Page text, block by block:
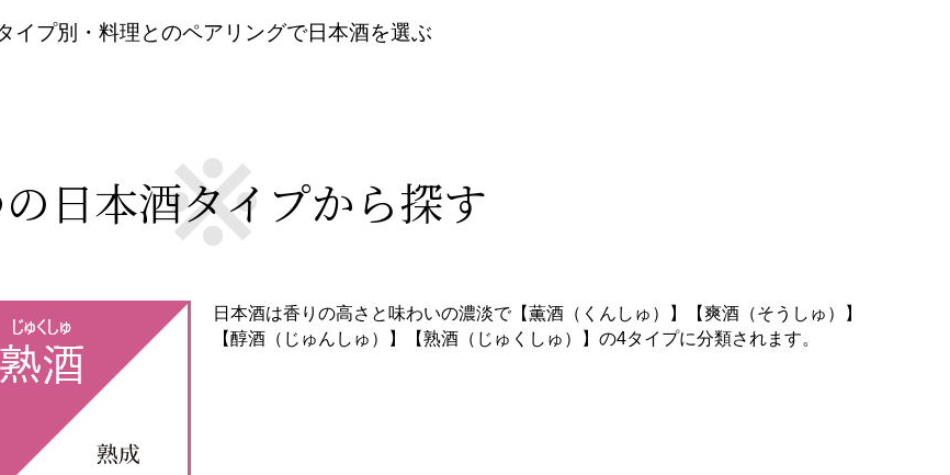
イプ別・料理とのペアリングで日本酒を選ぶ
日本酒タイプから探す
日本酒は香りの高さと味わいの濃淡で【薫酒（くんしゅ）】【爽酒（そうしゅ）】
【醇酒（じゅんしゅ）】【熟酒（じゅくしゅ）】の4タイプに分類されます。